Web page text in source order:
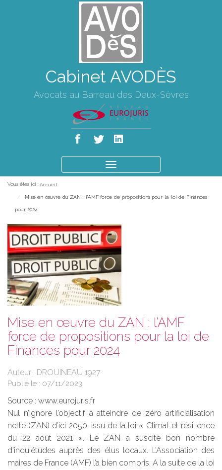
Cabinet AVODÈS
Avocats au Barreau des Deux-Sèvres
le
Vous êtes ici : Accueil
Mise en œuvre du ZAN : l’AMF force de propositions pour la loi de Finances
pour 2024
Mise en œuvre du ZAN : l’AMF
force de propositions pour la loi de
Finances pour 2024
Auteur : DROUINEAU 1927
Publié le : 07/11/2023
Source : www.eurojuris.fr
Nul n’ignore l’objectif à atteindre de zéro artificialisation
nette (ZAN) d’ici 2050, issu de la loi « Climat et résilience
du 22 août 2021 ». Le ZAN a suscité bon nombre
d’inquiétudes auprès des élus locaux. L’Association des
maires de France (AMF) l’a bien compris. A la suite de la loi